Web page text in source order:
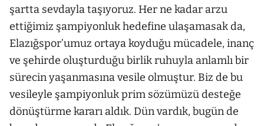
şartta sevdayla taşıyoruz. Her ne kadar arzu
ettiğimiz şampiyonluk hedefine ulaşamasak da,
Elazığspor’umuz ortaya koyduğu mücadele, inanç
ve şehirde oluşturduğu birlik ruhuyla anlamlı bir
sürecin yaşanmasına vesile olmuştur. Biz de bu
vesileyle şampiyonluk prim sözümüzü desteğe
dönüştürme kararı aldık. Dün vardık, bugün de